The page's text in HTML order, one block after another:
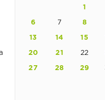
1
6 7 8
13 14 15
20 21 22
27 28 29